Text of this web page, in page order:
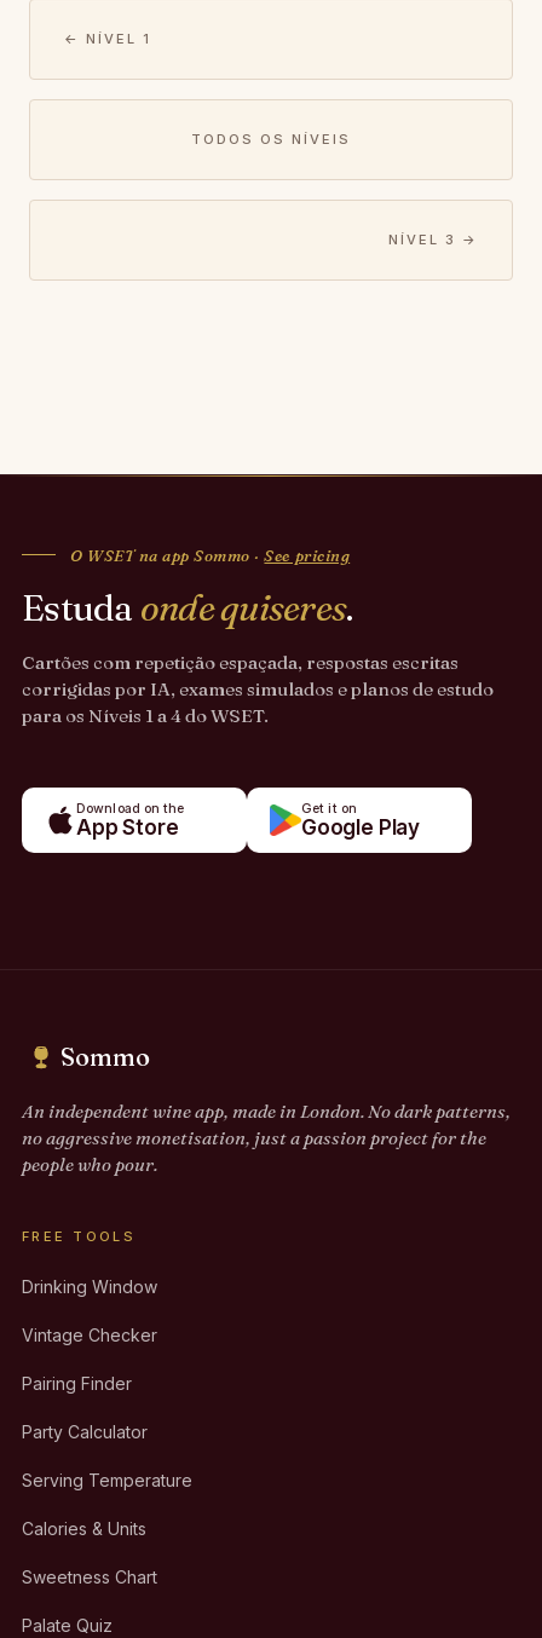
← NÍVEL 1
TODOS OS NÍVEIS
NÍVEL 3 →
O WSET na app Sommo ·See pricing
Estuda onde quiseres.
Cartões com repetição espaçada, respostas escritas
corrigidas por IA, exames simulados e planos de estudo
para os Níveis 1 a 4 do WSET.
Download on the
App Store
Get it on
Google Play
Sommo
An independent wine app, made in London. No dark patterns,
no aggressive monetisation, just a passion project for the
people who pour.
FREE TOOLS
Drinking Window
Vintage Checker
Pairing Finder
Party Calculator
Serving Temperature
Calories & Units
Sweetness Chart
Palate Quiz